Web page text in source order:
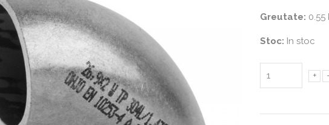
Greutate:
Stoc: In stoc
+